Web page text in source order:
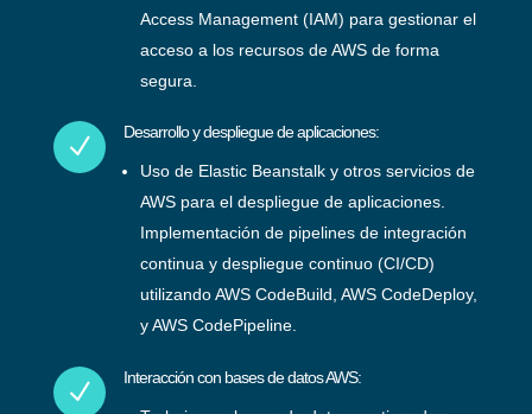
Access Management (IAM) para gestionar el
acceso a los recursos de AWS de forma
segura.
N Desarrollo y despliegue de aplicaciones:
Uso de Elastic Beanstalk y otros servicios de
AWS para el despliegue de aplicaciones.
Implementación de pipelines de integración
continua y despliegue continuo (CI/CD)
utilizando AWS CodeBuild, AWS CodeDeploy,
y AWS CodePipeline.
N Interacción con bases de datos AWS: